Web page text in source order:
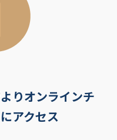
りオンラインチ
アクセス